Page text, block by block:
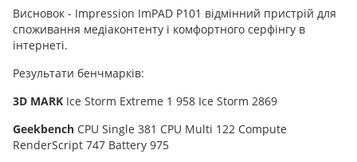
Висновок - Impression ImPAD P101 відмінний пристрій для
споживання медіаконтенту і комфортного серфінгу в
інтернеті.
Результати бенчмарків:
3D MARK Ice Storm Extreme 1 958 Ice Storm 2869
Geekbench CPU Single 381 CPU Multi 122 Compute
RenderScript 747 Battery 975